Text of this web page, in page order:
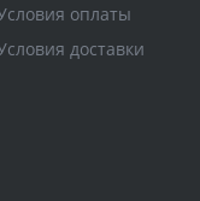
оплаты
доставки